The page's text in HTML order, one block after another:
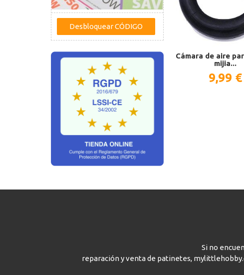
Cámara de aire
mijia...
9,99 €
Si no
reparación y venta de patinetes,